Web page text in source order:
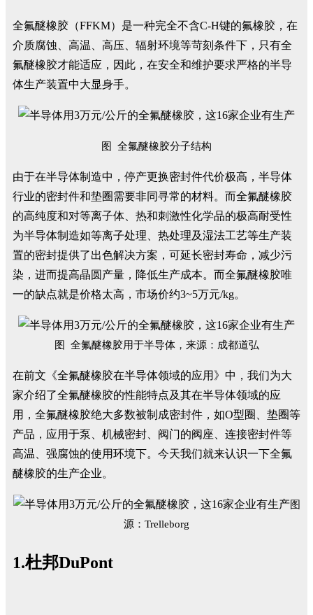
全氟醚橡胶（FFKM）是一种完全不含C-H键的氟橡胶，在
介质腐蚀、高温、高压、辐射环境等苛刻条件下，只有全
氟醚橡胶才能适应，因此，在安全和维护要求严格的半导
体生产装置中大显身手。
图 全氟醚橡胶分子结构
由于在半导体制造中，停产更换密封件代价极高，半导体
行业的密封件和垫圈需要非同寻常的材料。而全氟醚橡胶
的高纯度和对等离子体、热和刺激性化学品的极高耐受性
为半导体制造如等离子处理、热处理及湿法工艺等生产装
置的密封提供了出色解决方案，可延长密封寿命，减少污
染，进而提高晶圆产量，降低生产成本。而全氟醚橡胶唯
一的缺点就是价格太高，市场价约3~5万元/kg。
图 全氟醚橡胶用于半导体，来源：成都道弘
在前文《全氟醚橡胶在半导体领域的应用》中，我们为大
家介绍了全氟醚橡胶的性能特点及其在半导体领域的应
用，全氟醚橡胶绝大多数被制成密封件，如O型圈、垫圈等
产品，应用于泵、机械密封、阀门的阀座、连接密封件等
高温、强腐蚀的使用环境下。今天我们就来认识一下全氟
醚橡胶的生产企业。
图
源：Trelleborg
1.杜邦DuPont